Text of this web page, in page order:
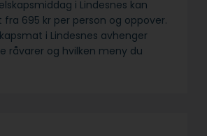
i Lindesnes kan
695 kr per person og oppover.
i Lindesnes avhenger
råvarer og hvilken meny du